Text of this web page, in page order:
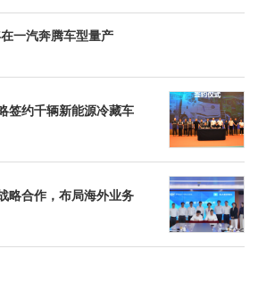
一汽奔腾车型量产
签约千辆新能源冷藏车
略合作，布局海外业务